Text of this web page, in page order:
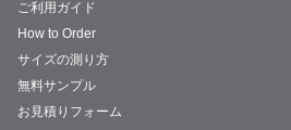
ご利用ガイド
How to Order
サイズの測り方
無料サンプル
お見積りフォーム